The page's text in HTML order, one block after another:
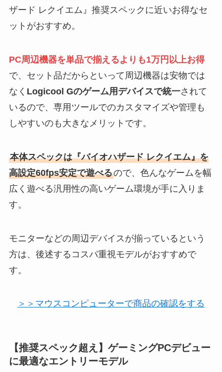
ザード レクイエム』推奨スペックに近いお得なセ
ットがおすすめ。
PC周辺機器を単品で揃えるよりも1万円以上お得
で、セット品だからといって周辺機器は安物では
なく Logicool Gのゲーム用デバイスで統一されて
いるので、専用ツールでのカスタマイズや管理も
しやすいのも大きなメリットです。
本体スペックは『バイオハザード レクイエム』を
高設定60fps安定で遊べるので、色んなゲームを幅
広く遊べる汎用性の高いゲーム環境が手に入りま
す。
モニターなどの周辺デバイスが揃っているという
方は、後述するコスパ重視モデルがおすすめで
す。
＞＞マウスコンピューターで商品の確認をする
【推奨スペック超え】ゲーミングPCデビュー
に最適なエントリーモデル